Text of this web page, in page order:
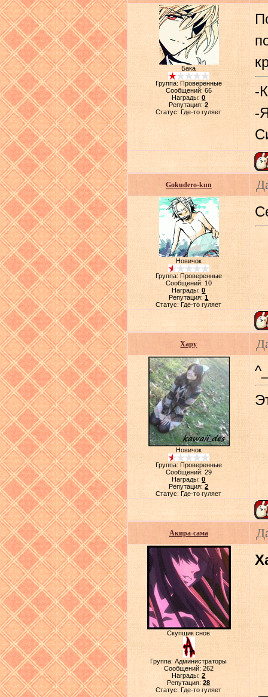
Бака
Группа: Проверенные
Сообщений: 66
Награды:0
Репутация:2
Статус:Где-то гуляет
-
-
Gokudero-kun
Новичок
Группа: Проверенные
Сообщений: 10
Награды:0
Репутация:1
Статус:Где-то гуляет
Хару
Новичок
Группа: Проверенные
Сообщений: 29
Награды:0
Репутация:2
Статус:Где-то гуляет
Акира-сама
Скупщик снов
Группа: Администраторы
Сообщений: 262
Награды:2
Репутация:28
Статус:Где-то гуляет